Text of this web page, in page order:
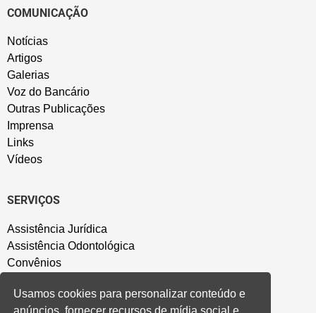
COMUNICAÇÃO
Notícias
Artigos
Galerias
Voz do Bancário
Outras Publicações
Imprensa
Links
Vídeos
SERVIÇOS
Assistência Jurídica
Assistência Odontológica
Convênios
Salão de Festa
Usamos cookies para personalizar conteúdo e
anúncios, fornecer recursos de mídia social e